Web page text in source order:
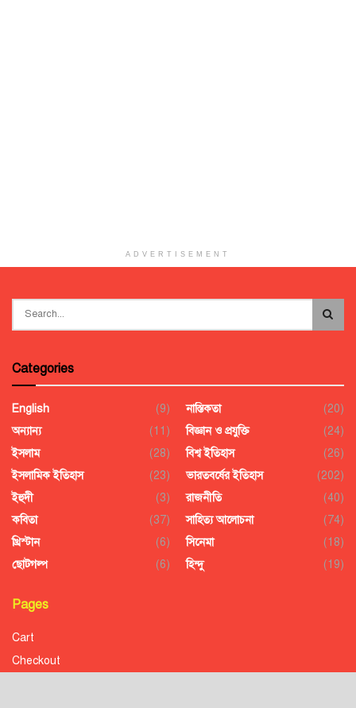
ADVERTISEMENT
Categories
English
(9)
অন্যান্য
(11)
ইসলাম
(28)
ইসলামিক ইতিহাস
(23)
ইহুদী
(3)
কবিতা
(37)
খ্রিস্টান
(6)
ছোটগল্প
(6)
নাস্তিকতা
(20)
বিজ্ঞান ও প্রযুক্তি
(24)
বিশ্ব ইতিহাস
(26)
ভারতবর্ষের ইতিহাস
(202)
রাজনীতি
(40)
সাহিত্য আলোচনা
(74)
সিনেমা
(18)
হিন্দু
(19)
Pages
Cart
Checkout